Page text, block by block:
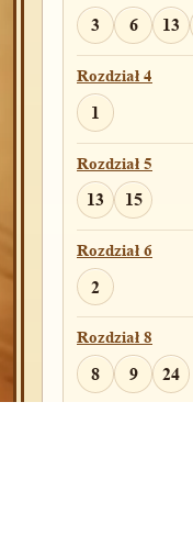
Rozdział 14
27
Rozdział 16
3
Rozdział 17
12 14
Rozdział 19
17
Rozdział 21
3 6 13
Rozdział 4
1
Rozdział 5
13 15
Rozdział 6
2
Rozdział 8
8 9 24